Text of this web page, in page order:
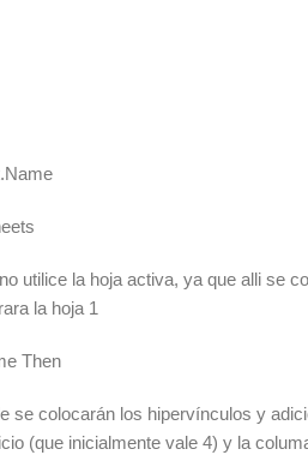
utilice la hoja activa, ya que alli se
la hoja 1
Then
se colocarán los hipervínculos y
(que inicialmente vale 4) y la